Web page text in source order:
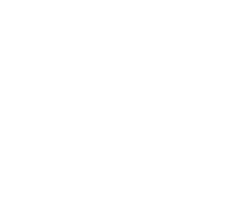
im Rahmen